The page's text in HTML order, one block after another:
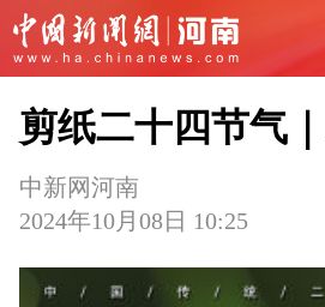
剪纸二十四节气
中新网河南
2024年10月08日 10:25